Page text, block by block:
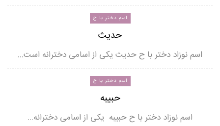
اسم دختر با ح
حدیث
اسم نوزاد دختر با ح حدیث یکی از اسامی دخترانه است…
اسم دختر با ح
حبیبه
اسم نوزاد دختر با ح حبیبه یکی از اسامی دخترانه…